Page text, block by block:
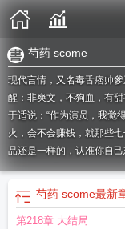
芍药 scome
现代言情，又名毒舌痞帅
醒：非爽文，不狗血，有
于适说：“作为演员，我觉
火，会不会赚钱，就那些
品还是一样的，认准你自
芍药芍药居百科芍药铺
经典十句话
芍药居是什么
scome
和时间庭院芍药铺庭前最
芍药 scome最新
第218章 大结局